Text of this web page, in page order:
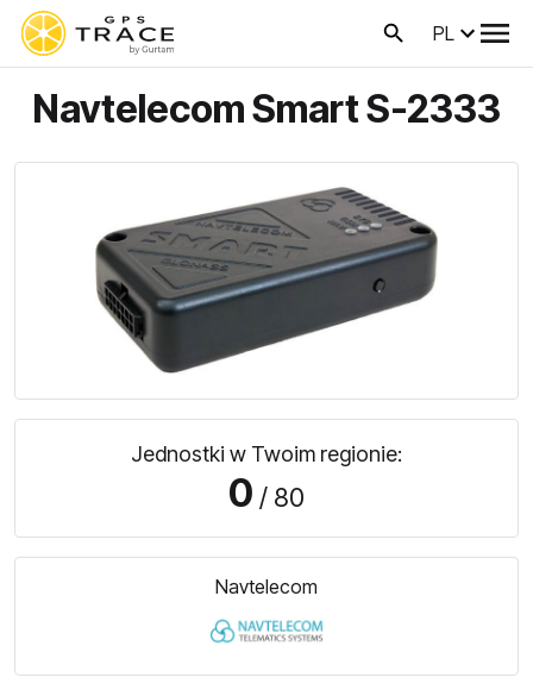
PL
Navtelecom Smart S-2333
Jednostki w Twoim regionie:
0 / 80
Navtelecom